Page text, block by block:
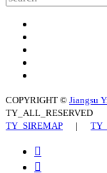
COPYRIGHT © Jiangsu
TY_ALL_RESERVED
TY_SIREMAP |

